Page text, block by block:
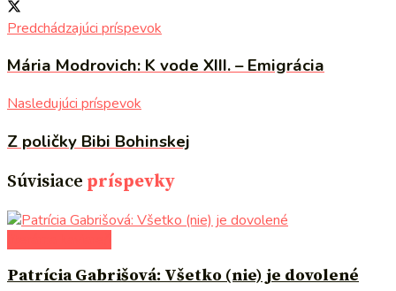
Predchádzajúci príspevok
Mária Modrovich: K vode XIII. – Emigrácia
Nasledujúci príspevok
Z poličky Bibi Bohinskej
Súvisiace príspevky
Patrícia Gabrišová: Všetko (nie) je dovolené